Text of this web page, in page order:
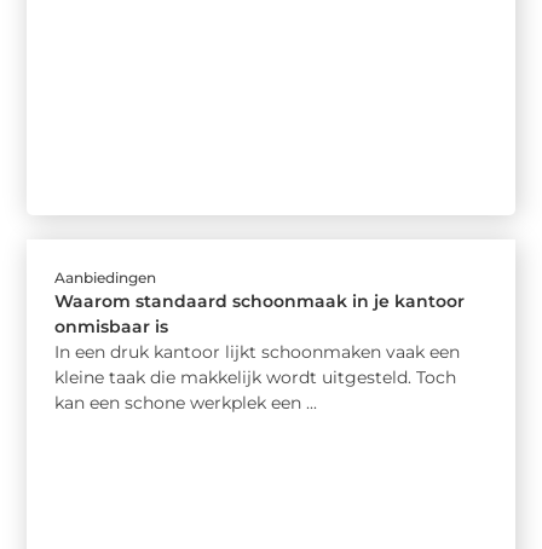
Aanbiedingen
Waarom standaard schoonmaak in je kantoor
onmisbaar is
In een druk kantoor lijkt schoonmaken vaak een
kleine taak die makkelijk wordt uitgesteld. Toch
kan een schone werkplek een ...